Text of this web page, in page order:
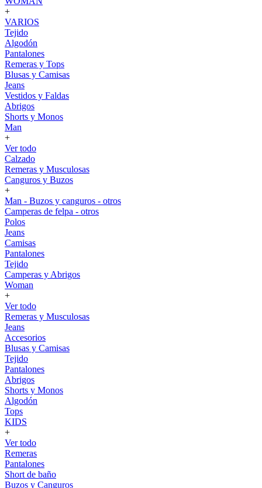
+
VARIOS
Tejido
Algodón
Pantalones
Remeras y Tops
Blusas y Camisas
Jeans
Vestidos y Faldas
Abrigos
Shorts y Monos
Man
+
Ver todo
Calzado
Remeras y Musculosas
Canguros y Buzos
+
Man - Buzos y canguros - otros
Camperas de felpa - otros
Polos
Jeans
Camisas
Pantalones
Tejido
Camperas y Abrigos
Woman
+
Ver todo
Remeras y Musculosas
Jeans
Accesorios
Blusas y Camisas
Tejido
Pantalones
Abrigos
Shorts y Monos
Algodón
Tops
KIDS
+
Ver todo
Remeras
Pantalones
Short de baño
Buzos y Canguros